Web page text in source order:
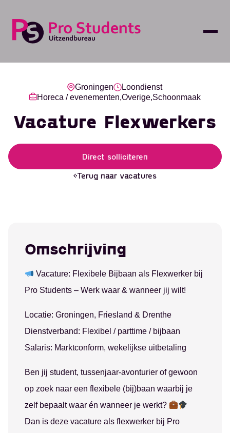
Assen
Hoogezand
Leeuwarden
Schoonmaak
Productiewerk
Evenementen
Horeca
Werkgevers
Contact
Groningen
Loondienst
Horeca / evenementen,Overige,Schoonmaak
Vacature Flexwerkers
Direct solliciteren
Terug naar vacatures
Omschrijving
Vacature: Flexibele Bijbaan als Flexwerker bij
Pro Students – Werk waar & wanneer jij wilt!
Locatie: Groningen, Friesland & Drenthe
Dienstverband: Flexibel / parttime / bijbaan
Salaris: Marktconform, wekelijkse uitbetaling
Ben jij student, tussenjaar-avonturier of gewoon
op zoek naar een flexibele (bij)baan waarbij je
zelf bepaalt waar én wanneer je werkt?
Dan is deze vacature als flexwerker bij Pro